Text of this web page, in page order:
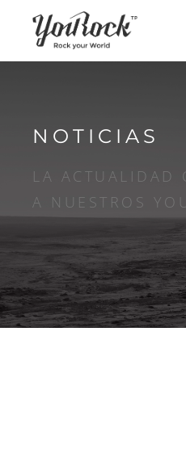
NOTICIAS
LA ACTUALIDAD
A NUESTROS